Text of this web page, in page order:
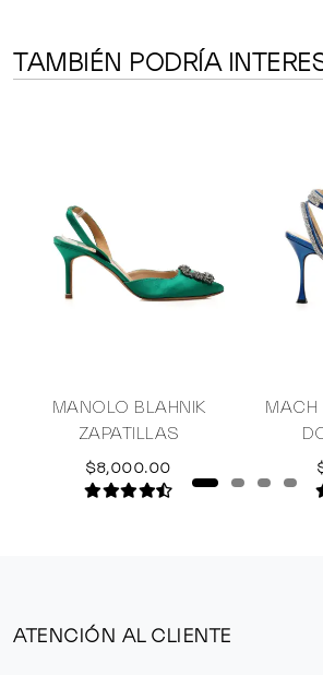
TAMBIÉN PODRÍA
MANOLO BLAHNIK
ZAPATILLAS
$8,000.00
MACH
ATENCIÓN AL CLIENTE